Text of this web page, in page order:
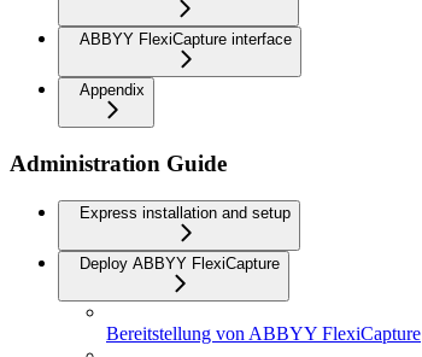
ABBYY FlexiCapture interface
Appendix
Administration Guide
Express installation and setup
Deploy ABBYY FlexiCapture
Bereitstellung von ABBYY FlexiCapture